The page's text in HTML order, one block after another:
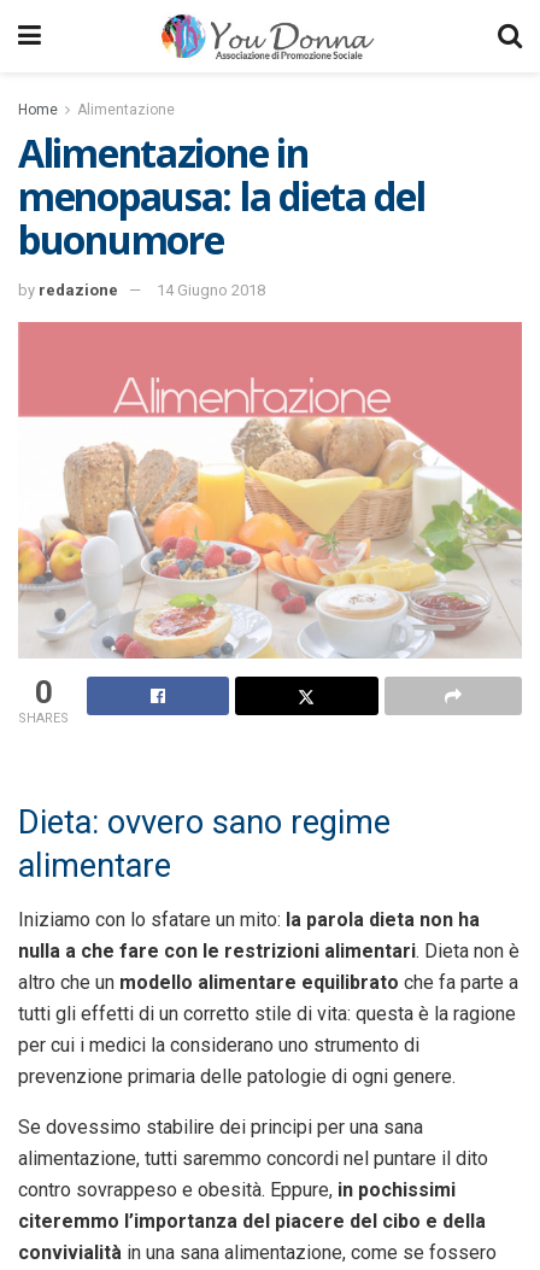
Home Alimentazione
Alimentazione in
menopausa: la dieta del
buonumore
by redazione 14 Giugno 2018
0
SHARES
Dieta: ovvero sano regime
alimentare
Iniziamo con lo sfatare un mito: la parola dieta non ha
nulla a che fare con le restrizioni alimentari. Dieta non è
altro che un modello alimentare equilibrato che fa parte a
tutti gli effetti di un corretto stile di vita: questa è la ragione
per cui i medici la considerano uno strumento di
prevenzione primaria delle patologie di ogni genere.
Se dovessimo stabilire dei principi per una sana
alimentazione, tutti saremmo concordi nel puntare il dito
contro sovrappeso e obesità. Eppure, in pochissimi
citeremmo l’importanza del piacere del cibo e della
convivialità in una sana alimentazione, come se fossero